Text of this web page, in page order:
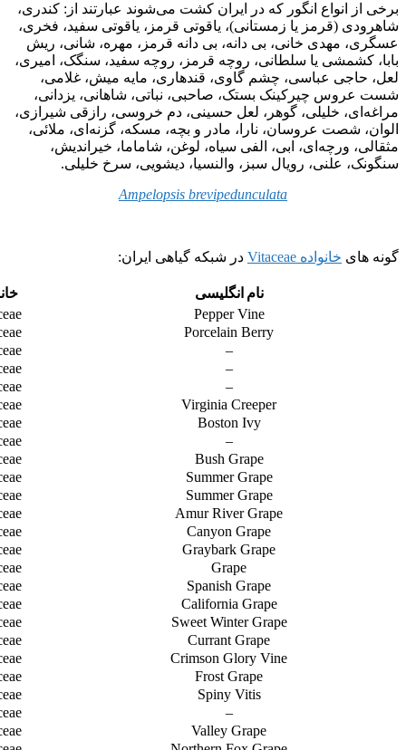
برخی از انواع انگور که در ایران کشت می‌شوند عبارتند از: کندری،
شاهرودی (قرمز یا زمستانی)، یاقوتی قرمز، یاقوتی سفید، فخری،
عسگری، مهدی خانی، بی دانه، بی دانه قرمز، مهره، شانی، ریش
بابا، کشمشی یا سلطانی، روچه قرمز، روچه سفید، سنگک، امیری،
لعل، حاجی عباسی، چشم گاوی، قندهاری، مایه میش، غلامی،
شست عروس چیرکینک بستک، صاحبی، نباتی، شاهانی، یزدانی،
مراغه‌ای، خلیلی، گوهر، لعل حسینی، دم خروسی، رازقی شیرازی،
الوان، شصت عروسان، نارا، مادر و بچه، مسکه، گزنه‌ای، ملائی،
مثقالی، ورچه‌ای، ابی، الفی سیاه، لوغن، شاماما، خیراندیش،
سنگونک، علنی، رویال سبز، والنسیا، دیشویی، سرخ خلیلی.
Ampelopsis brevipedunculata
گونه های خانواده Vitaceae در شبکه گیاهی ایران:
نام انگلیسی
Pepper Vine
Porcelain Berry
–
–
–
Virginia Creeper
Boston Ivy
–
Bush Grape
Summer Grape
Summer Grape
Amur River Grape
Canyon Grape
Graybark Grape
Grape
Spanish Grape
California Grape
Sweet Winter Grape
Currant Grape
Crimson Glory Vine
Frost Grape
Spiny Vitis
–
Valley Grape